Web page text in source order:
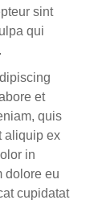
sint
qui
et
quis
aliquip ex
in
dolore eu
cupidatat